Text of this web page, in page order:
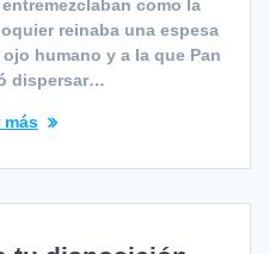
como la
reinaba una espesa
humano y a la que Pan
dispersar…
más